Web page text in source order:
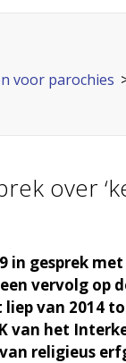
voor parochies
over
in gesprek
vervolg op
liep van 2014
van het
religieus